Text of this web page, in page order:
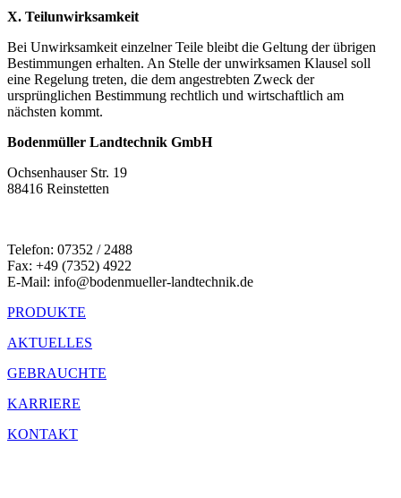
X. Teilunwirksamkeit
Bei Unwirksamkeit einzelner Teile bleibt die Geltung der übrigen
Bestimmungen erhalten. An Stelle der unwirksamen Klausel soll
eine Regelung treten, die dem angestrebten Zweck der
ursprünglichen Bestimmung rechtlich und wirtschaftlich am
nächsten kommt.
Bodenmüller Landtechnik GmbH
Ochsenhauser Str. 19
88416 Reinstetten
Telefon: 07352 / 2488
Fax: +49 (7352) 4922
E-Mail: info@bodenmueller-landtechnik.de
PRODUKTE
AKTUELLES
GEBRAUCHTE
KARRIERE
KONTAKT